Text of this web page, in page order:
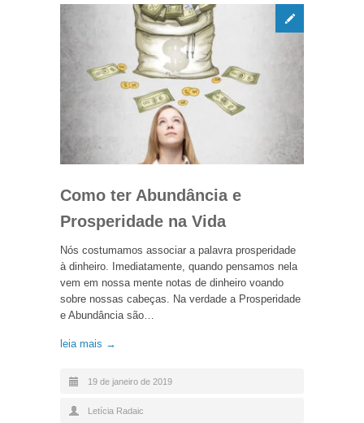
Como ter Abundância e
Prosperidade na Vida
Nós costumamos associar a palavra prosperidade
à dinheiro. Imediatamente, quando pensamos nela
vem em nossa mente notas de dinheiro voando
sobre nossas cabeças. Na verdade a Prosperidade
e Abundância são…
leia mais →
19 de janeiro de 2019
Letícia Radaic